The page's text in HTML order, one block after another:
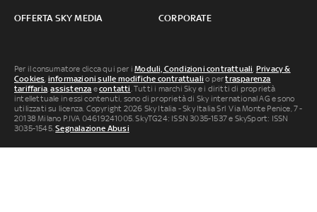
OFFERTA SKY MEDIA CORPORATE
Per il consumatore clicca qui per iModuli, Condizioni contrattuali, Privacy &
Cookies, informazioni sulle modifiche contrattuali o pertrasparenza
tariffaria,assistenza econtatti. Tutti i marchi Sky e i diritti di proprietà
intellettuale in essi contenuti, sono di proprietà di Sky international AG e sono
utilizzati su licenza. Copyright 2026 Sky Italia - Sky Italia Srl Via Monte Penice, 7 -
20138 Milano P.IVA 04619241005. SkyTG24: ISSN 3035-1537 e SkySport: ISSN
3035-1545.Segnalazione Abusi